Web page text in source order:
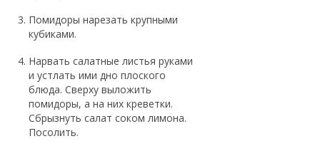
Помидоры нарезать крупными
кубиками.
Нарвать салатные листья руками
и устлать ими дно плоского
блюда. Сверху выложить
помидоры, а на них креветки.
Сбрызнуть салат соком лимона.
Посолить.